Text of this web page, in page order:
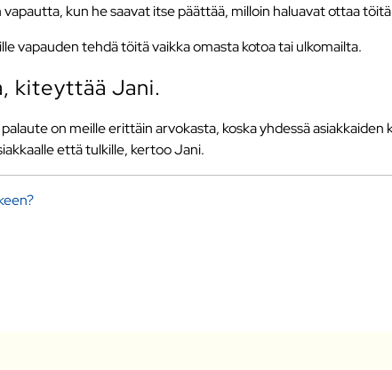
kun he saavat itse päättää, milloin haluavat ottaa
vapauden tehdä töitä vaikka omasta kotoa tai ulkomailta.
kiteyttää Jani.
on meille erittäin arvokasta, koska yhdessä
että tulkille, kertoo Jani.